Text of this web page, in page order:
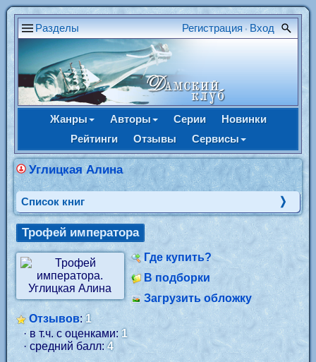
Разделы Регистрация • Вход
Жанры Авторы Серии
Новинки
Рейтинги
Отзывы Сервисы
Углицкая Алина
Cписок книг
Трофей императора
Где купить?
В подборки
Загрузить обложку
Отзывов:1
· в т.ч. с оценками: 1
· средний балл:4